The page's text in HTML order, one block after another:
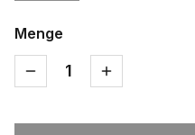
Menge
1